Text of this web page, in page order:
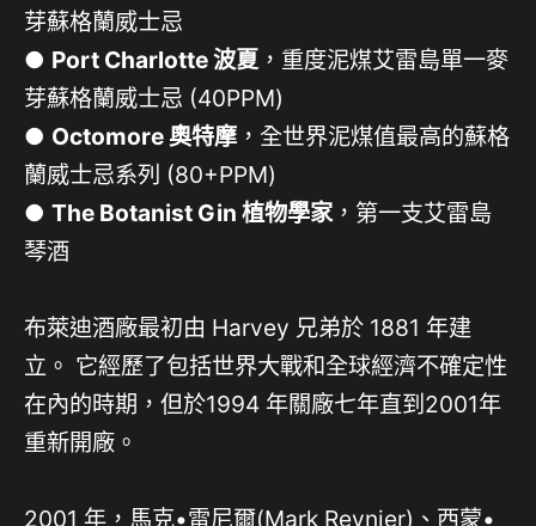
芽蘇格蘭威士忌
● Port Charlotte 波夏，重度泥煤艾雷島單一麥
芽蘇格蘭威士忌 (40PPM)
● Octomore 奧特摩 ，全世界泥煤值最高的蘇格
蘭威士忌系列 (80+PPM)
● The Botanist Gin 植物學家，第一支艾雷島
琴酒
布萊迪酒廠最初由 Harvey 兄弟於 1881 年建
立。 它經歷了包括世界大戰和全球經濟不確定性
在內的時期，但於1994 年關廠七年直到2001年
重新開廠。
2001 年，馬克•雷尼爾(Mark Reynier)、西蒙•